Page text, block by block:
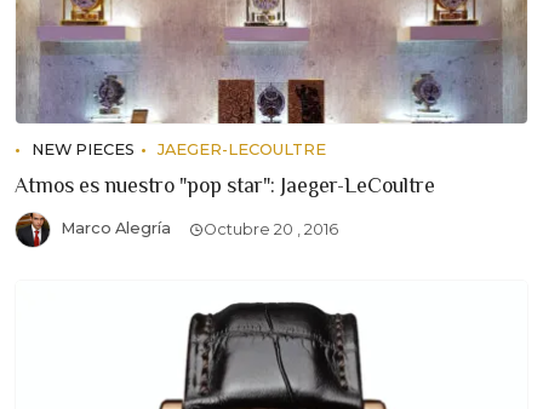
NEW PIECES JAEGER-LECOULTRE
Atmos es nuestro "pop star": Jaeger-LeCoultre
Marco Alegría Octubre 20 , 2016